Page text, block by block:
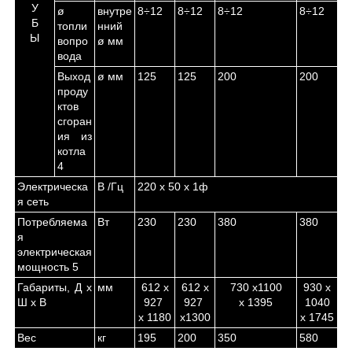
У
Б
Ы
ø
топли
вопро
вода
внутре
нний
ø мм
8÷12 8÷12 8÷12 8÷12
Выход
проду
ктов
сгоран
ия из
котла
4
ø мм 125 125 200 200
Электрическа
я сеть
В /Гц 220 х 50 х 1ф
Потребляема
я
электрическая
мощность 5
Вт 230 230 380 380
Габариты, Д х
Ш х В
мм
612 х
927
х 1180
612 х
927
х1300
730 х1100
х 1395
930 х
1040
х 1745
Вес
кг 195 200 350 580